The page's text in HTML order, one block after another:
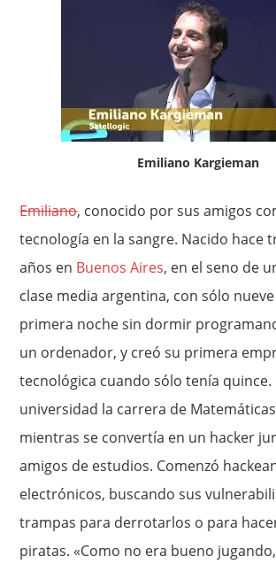
Emiliano Kargieman
Emiliano, conocido por sus amigos
tecnología en la sangre. Nacido hace
años en Buenos Aires, en el seno de
clase media argentina, con sólo
primera noche sin dormir
un ordenador, y creó su primera
tecnológica cuando sólo tenía quince.
universidad la carrera de
mientras se convertía en un hacker
amigos de estudios. Comenzó
electrónicos, buscando sus
trampas para derrotarlos o para
piratas. «Como no era bueno